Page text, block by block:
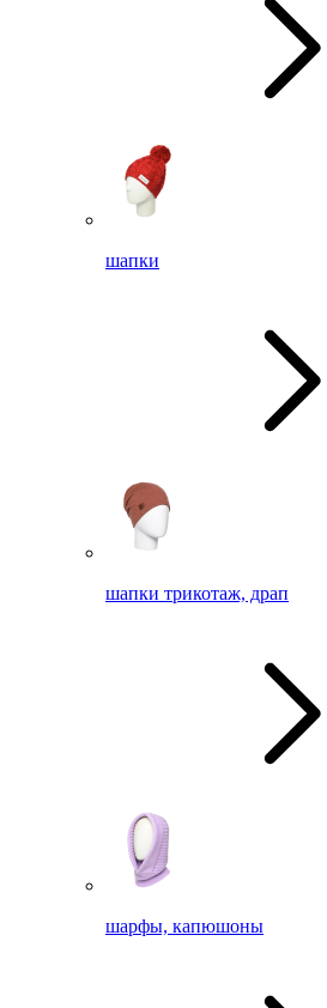
шапки
шапки трикотаж, драп
шарфы, капюшоны